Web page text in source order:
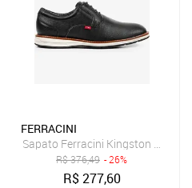
FERRACINI
Sapato Ferracini Kingston Preto
R$376,49 - 26%
R$277,60